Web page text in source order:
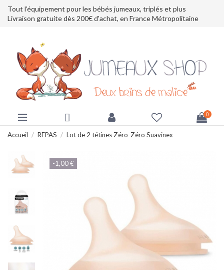
Tout l’équipement pour les bébés jumeaux, triplés et plus
Livraison gratuite dès 200€ d'achat, en France Métropolitaine
0
Accueil REPAS Lot de 2 tétines Zéro-Zéro Suavinex
-1,00 €